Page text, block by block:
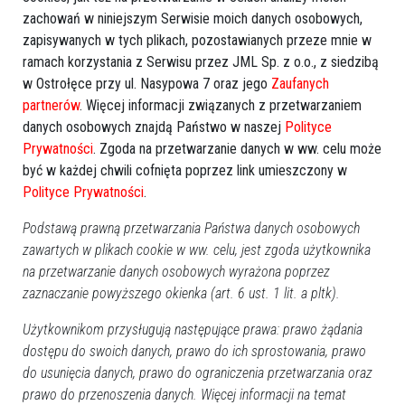
Typhimurium w 25g; 2 próbki papryki słodkiej świeżej, ze
względu na przekroczenie NDP pestycydu).
DoPPIS w Ostrołęce w 2022r. wpłynęło 20, głównie
anonimowych interwencjidotyczących obiektów
żywnościowych działających na terenie Ostrołęki.
Interwencje dotyczyły w szczególności niewłaściwego
stanu sanitarno-technicznego pomieszczeń, niewłaściwej
jakości zdrowotnej produkowanych i wprowadzanych do
zawierających niedozwolone składniki, sprzedaży środków
spożywczych zabronionych w jednostkach systemu oświaty.
W 10 obiektach zarzuty przedstawione w interwencjach
mandatami karnymi na łączna kwotę 2500 zł.
zachowań w niniejszym Serwisie moich danych osobowych,
zapisywanych w tych plikach, pozostawianych przeze mnie w
ramach korzystania z Serwisu przez JML Sp. z o.o., z siedzibą
w Ostrołęce przy ul. Nasypowa 7 oraz jego Zaufanych
partnerów. Więcej informacji związanych z przetwarzaniem
danych osobowych znajdą Państwo w naszej Polityce
Prywatności. Zgoda na przetwarzanie danych w ww. celu może
być w każdej chwili cofnięta poprzez link umieszczony w
Polityce Prywatności.
Podstawą prawną przetwarzania Państwa danych osobowych
zawartych w plikach cookie w ww. celu, jest zgoda użytkownika
na przetwarzanie danych osobowych wyrażona poprzez
zaznaczanie powyższego okienka (art. 6 ust. 1 lit. a pltk).
Użytkownikom przysługują następujące prawa: prawo żądania
dostępu do swoich danych, prawo do ich sprostowania, prawo
do usunięcia danych, prawo do ograniczenia przetwarzania oraz
prawo do przenoszenia danych. Więcej informacji na temat